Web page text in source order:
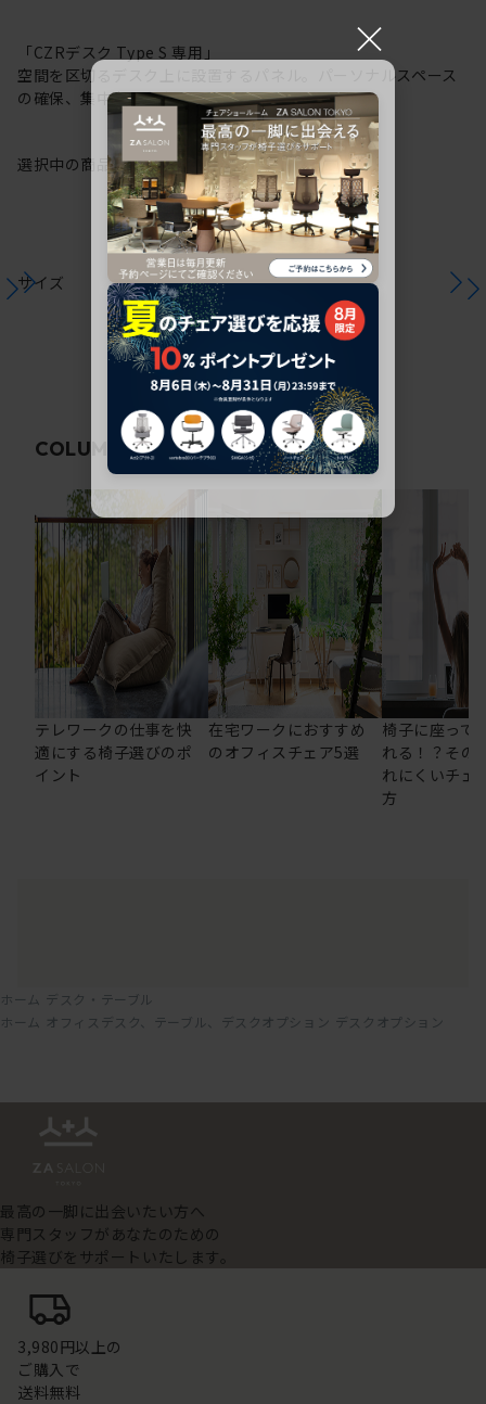
「CZRデスク Type S 専用」
空間を区切るデスク上に設置するパネル。パーソナルスペース
の確保、集中力の向上に。
選択中の商品情報注意事項
サイズ
COLUMN関連コラム
テレワークの仕事を快
適にする椅子選びのポ
イント
在宅ワークにおすすめ
のオフィスチェア5選
椅子に座って
れる！？その
れにくいチェ
方
ホーム デスク・テーブル
ホーム
オフィスデスク、テーブル、デスクオプション デスクオプション
最高の一脚に出会いたい方へ
専門スタッフがあなたのための
椅子選びをサポートいたします。
3,980円以上の
ご購入で
送料無料
×